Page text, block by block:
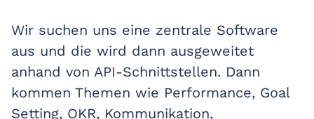
Wir suchen uns eine zentrale Software
aus und die wird dann ausgeweitet
anhand von API-Schnittstellen. Dann
kommen Themen wie Performance, Goal
Setting, OKR, Kommunikation,